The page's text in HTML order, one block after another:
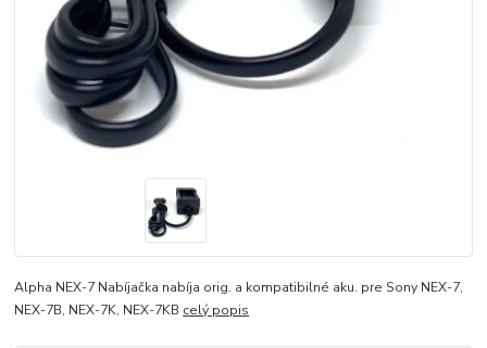
Alpha NEX-7 Nabíjačka nabíja orig. a kompatibilné aku. pre Sony NEX-7,
NEX-7B, NEX-7K, NEX-7KB celý popis